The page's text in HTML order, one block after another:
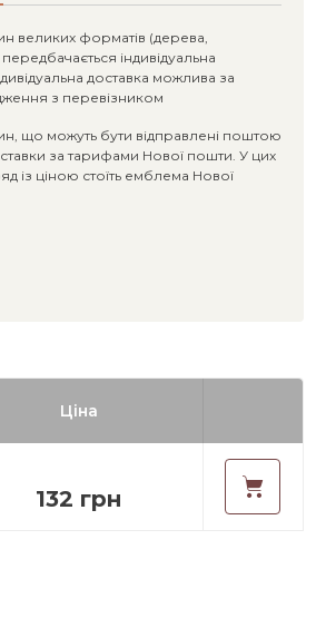
великих форматів (дерева,
індивідуальна
доставка можлива за
з перевізником
що можуть бути відправлені поштою
за тарифами Нової пошти. У цих
із ціною стоїть емблема Нової
Ціна
132 грн